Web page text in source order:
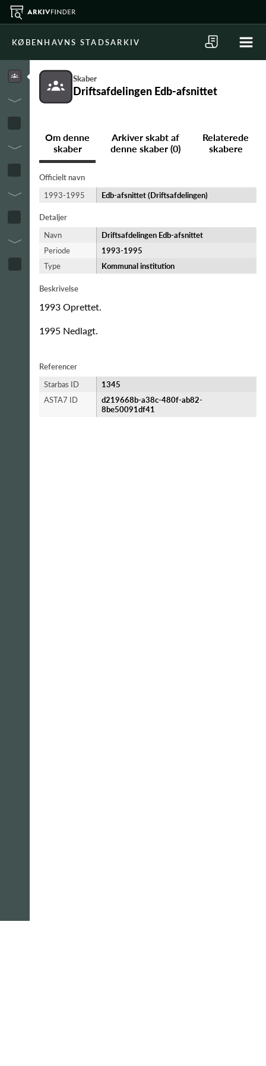
KØBENHAVNS STADSARKIV
Skaber
Driftsafdelingen Edb-afsnittet
Om denne
skaber
Arkiver skabt af
denne skaber (0)
Relaterede
skabere
Officielt navn
1993-1995
Edb-afsnittet (Driftsafdelingen)
Detaljer
Navn
Driftsafdelingen Edb-afsnittet
Periode
1993-​1995
Type
Kommunal institution
Beskrivelse
1993 Oprettet.
1995 Nedlagt.
Referencer
Starbas ID
1345
ASTA7 ID
d219668b-a38c-480f-ab82-
8be50091df41